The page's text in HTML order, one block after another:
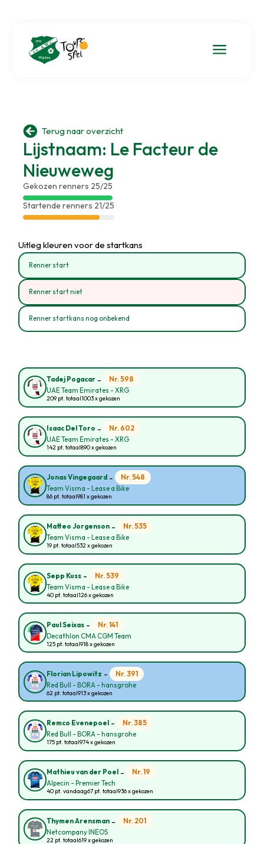
a
 Terug naar overzicht
Lijstnaam: Le Facteur de
Nieuweweg
Gekozen renners 25/25
Startende renners 21/25
Uitleg kleuren voor de startkans
Renner start
Renner start niet
Renner startkans nog onbekend
Tadej Pogacar - Nr. 598
UAE Team Emirates - XRG
209 pt. totaal1003 x gekozen
Isaac Del Toro - Nr. 602
UAE Team Emirates - XRG
142 pt. totaal890 x gekozen
Jonas Vingegaard - Nr. 548
Team Visma - Lease a Bike
86 pt. totaal981 x gekozen
Matteo Jorgenson - Nr. 535
Team Visma - Lease a Bike
19 pt. totaal532 x gekozen
Sepp Kuss - Nr. 539
Team Visma - Lease a Bike
40 pt. totaal126 x gekozen
Paul Seixas - Nr. 141
Decathlon CMA CGM Team
125 pt. totaal918 x gekozen
Florian Lipowitz - Nr. 391
Red Bull - BORA - hansgrohe
62 pt. totaal913 x gekozen
Remco Evenepoel - Nr. 385
Red Bull - BORA - hansgrohe
175 pt. totaal974 x gekozen
Mathieu van der Poel - Nr. 19
Alpecin - Premier Tech
40 pt. vandaag67 pt. totaal936 x gekozen
Thymen Arensman - Nr. 201
Netcompany INEOS
22 pt. totaal619 x gekozen